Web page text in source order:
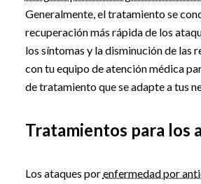
Generalmente, el tratamiento se
recuperación más rápida de los
los síntomas y la disminución de las
con tu equipo de atención médica
de tratamiento que se adapte a tus
Tratamientos para los
Los ataques porenfermedad por